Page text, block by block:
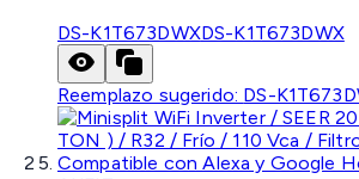
DS-K1T673DWXDS-K1T673DWX
Reemplazo sugerido: DS-